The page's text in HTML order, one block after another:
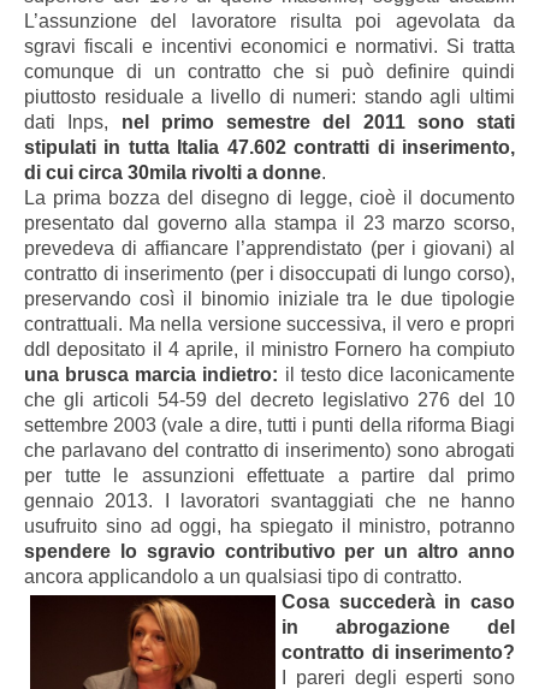
L’assunzione del lavoratore risulta poi agevolata da
sgravi fiscali e incentivi economici e normativi. Si tratta
comunque di un contratto che si può definire quindi
piuttosto residuale a livello di numeri: stando agli ultimi
dati Inps, nel primo semestre del 2011 sono stati
stipulati in tutta Italia 47.602 contratti di inserimento,
di cui circa 30mila rivolti a donne.
La prima bozza del disegno di legge, cioè il documento
presentato dal governo alla stampa il 23 marzo scorso,
prevedeva di affiancare l’apprendistato (per i giovani) al
contratto di inserimento (per i disoccupati di lungo corso),
preservando così il binomio iniziale tra le due tipologie
contrattuali. Ma nella versione successiva, il vero e propri
ddl depositato il 4 aprile, il ministro Fornero ha compiuto
una brusca marcia indietro: il testo dice laconicamente
che gli articoli 54-59 del decreto legislativo 276 del 10
settembre 2003 (vale a dire, tutti i punti della riforma Biagi
che parlavano del contratto di inserimento) sono abrogati
per tutte le assunzioni effettuate a partire dal primo
gennaio 2013. I lavoratori svantaggiati che ne hanno
usufruito sino ad oggi, ha spiegato il ministro, potranno
spendere lo sgravio contributivo per un altro anno
ancora applicandolo a un qualsiasi tipo di contratto.
Cosa succederà in caso
in abrogazione del
contratto di inserimento?
I pareri degli esperti sono